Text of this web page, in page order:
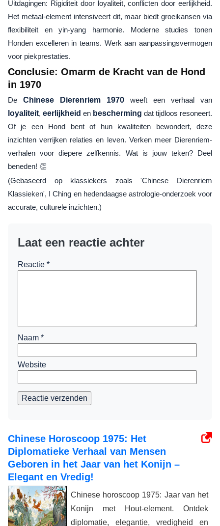
Uitdagingen: Rigiditeit door loyaliteit, conflicten door eerlijkheid.
Het metaal-element intensiveert dit, maar biedt groeikansen via
flexibiliteit en yin-yang harmonie. Moderne studies tonen
Honden excelleren in teams. Werk aan aanpassingsvermogen
voor piekprestaties.
Conclusie: Omarm de Kracht van de Hond
in 1970
De Chinese Dierenriem 1970 weeft een verhaal van
loyaliteit, eerlijkheid en bescherming dat tijdloos resoneert.
Of je een Hond bent of hun kwaliteiten bewondert, deze
inzichten verrijken relaties en leven. Verken meer Dierenriem-
verhalen voor diepere zelfkennis. Wat is jouw teken? Deel
beneden! 👏
(Gebaseerd op klassiekers zoals 'Chinese Dierenriem
Klassieken', I Ching en hedendaagse astrologie-onderzoek voor
accurate, culturele inzichten.)
Laat een reactie achter
Reactie *
Naam *
Website
Reactie verzenden
Chinese Horoscoop 1975: Het
Diplomatieke Verhaal van Mensen
Geboren in het Jaar van het Konijn –
Elegant en Vredig!
Chinese horoscoop 1975: Jaar van het
Konijn met Hout-element. Ontdek
diplomatie, elegantie, vredigheid en